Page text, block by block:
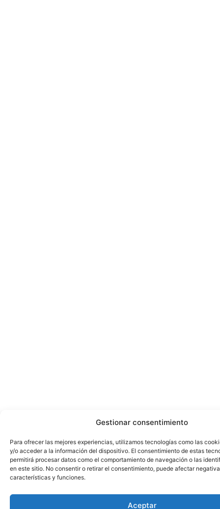
Gestionar consentimiento
Para ofrecer las mejores experiencias, utilizamos tecnologías como las
y/o acceder a la información del dispositivo. El consentimiento de estas
permitirá procesar datos como el comportamiento de navegación o las
en este sitio. No consentir o retirar el consentimiento, puede afectar
características y funciones.
Aceptar